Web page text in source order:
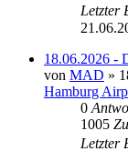
Letzter
18.06.2026 -
von MAD »
Hamburg
0
1005
Letzter